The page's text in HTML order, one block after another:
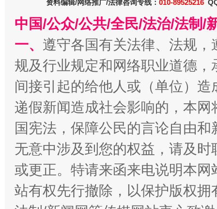
“刷贴”乱象丛生
生
揭批美国五大"原罪" "炒
资料编辑/网络推广/法律咨询专线： 010-89525216
中国/公众/公共/全民/法治/法制/
一、 遵守各国有关法律、法规
规及行业规定和网络职业道德
间接引起的给他人或（单位）
递假新闻造成社会影响的，本
国宪法，保障公民的言论自由
无意中涉及到您的权益，请及
或更正。特请来函来电说明本
站有权先行撤除，以保护版权